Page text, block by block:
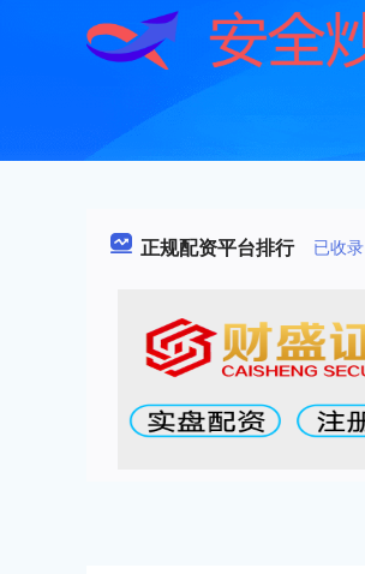
正规配资平台排行 已收录